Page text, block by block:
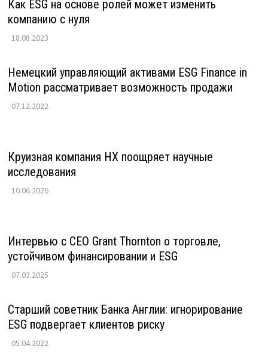
Как ESG на основе ролей может изменить
компанию с нуля
18.08.2023
Немецкий управляющий активами ESG Finance in
Motion рассматривает возможность продажи
07.12.2022
Круизная компания HX поощряет научные
исследования
10.06.2026
Интервью с CEO Grant Thornton о торговле,
устойчивом финансировании и ESG
07.03.2025
Старший советник Банка Англии: игнорирование
ESG подвергает клиентов риску
05.04.2022